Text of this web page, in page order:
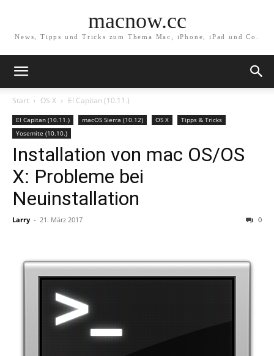
macnow.cc
News, Tipps und Tricks zum Thema Mac, iPhone, iPad und Co.
Start OS X El Capitan (10.11.)
El Capitan (10.11.) macOS Sierra (10.12) OS X
Tipps & Tricks
Yosemite (10.10.)
Installation von mac OS/OS
X: Probleme bei
Neuinstallation
Larry - 21. März 2017 0